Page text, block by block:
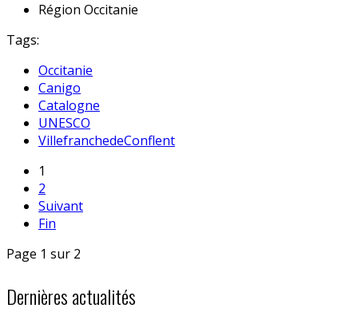
Région Occitanie
Tags:
Occitanie
Canigo
Catalogne
UNESCO
VillefranchedeConflent
1
2
Suivant
Fin
Page 1 sur 2
Dernières actualités